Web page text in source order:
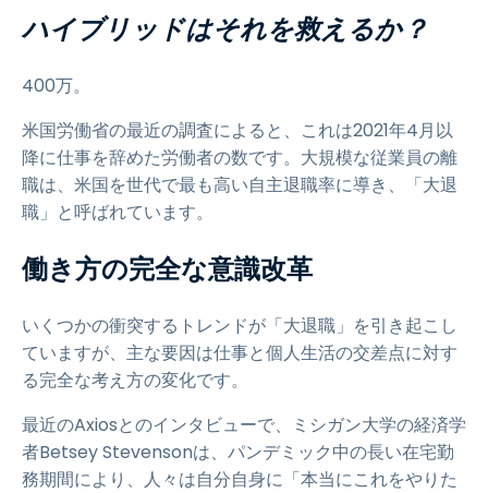
ハイブリッドはそれを救えるか？
400万。
米国労働省の最近の調査によると、これは2021年4月以
降に仕事を辞めた労働者の数です。大規模な従業員の離
職は、米国を世代で最も高い自主退職率に導き、「大退
職」と呼ばれています。
働き方の完全な意識改革
いくつかの衝突するトレンドが「大退職」を引き起こし
ていますが、主な要因は仕事と個人生活の交差点に対す
る完全な考え方の変化です。
最近のAxiosとのインタビューで、ミシガン大学の経済学
者Betsey Stevensonは、パンデミック中の長い在宅勤
務期間により、人々は自分自身に「本当にこれをやりた